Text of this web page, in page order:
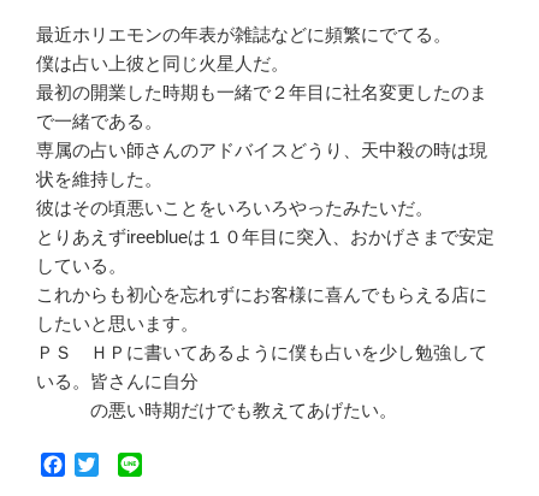
k
最近ホリエモンの年表が雑誌などに頻繁にでてる。
僕は占い上彼と同じ火星人だ。
最初の開業した時期も一緒で２年目に社名変更したのま
で一緒である。
専属の占い師さんのアドバイスどうり、天中殺の時は現
状を維持した。
彼はその頃悪いことをいろいろやったみたいだ。
とりあえずireeblueは１０年目に突入、おかげさまで安定
している。
これからも初心を忘れずにお客様に喜んでもらえる店に
したいと思います。
ＰＳ ＨＰに書いてあるように僕も占いを少し勉強して
いる。皆さんに自分
の悪い時期だけでも教えてあげたい。